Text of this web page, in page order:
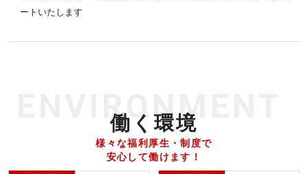
ートいたします
働く環境
ENVIRONMENT
様々な福利厚生・制度で
安心して働けます！